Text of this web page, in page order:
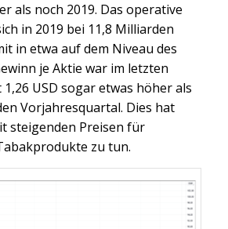
als noch 2019. Das operative
in 2019 bei 11,8 Milliarden
in etwa auf dem Niveau des
je Aktie war im letzten
USD sogar etwas höher als
Vorjahresquartal. Dies hat
steigenden Preisen für
zu tun.